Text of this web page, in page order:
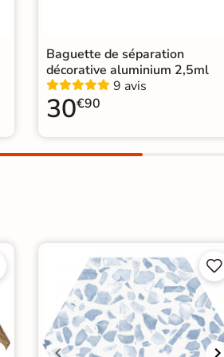
Baguette de séparation
décorative aluminium 2,5ml
9 avis
30€90

